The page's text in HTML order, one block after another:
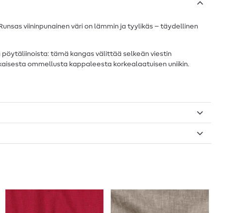
viininpunainen väri on lämmin ja tyylikäs – täydellinen
tämä kangas välittää selkeän viestin
ommellusta kappaleesta korkealaatuisen uniikin.